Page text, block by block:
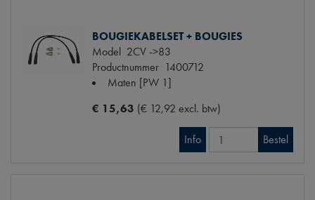
BOUGIEKABELSET + BOUGIES
Model 2CV ->83
Productnummer 1400712
Maten [PW 1]
€ 15,63 (€ 12,92 excl. btw)
Info Bestel